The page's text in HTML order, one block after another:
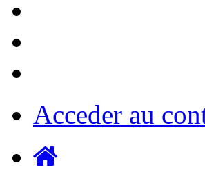
Acceder au